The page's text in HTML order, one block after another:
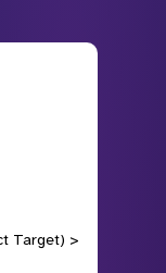
Target) >